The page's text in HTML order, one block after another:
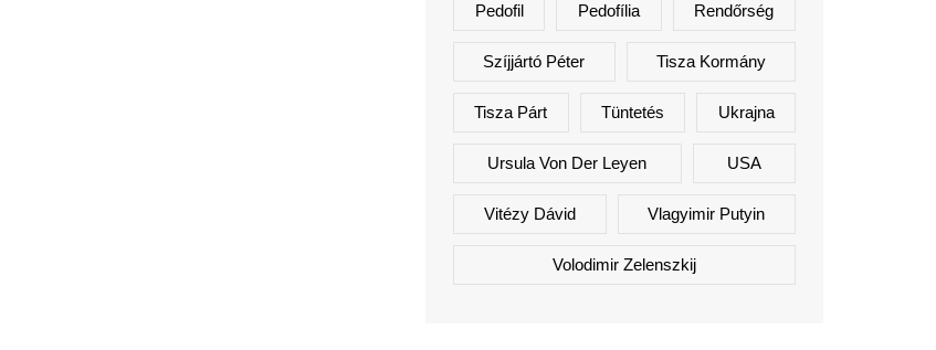
Pedofil Pedofília Rendőrség
Szíjjártó Péter Tisza Kormány
Tisza Párt Tüntetés Ukrajna
Ursula Von Der Leyen USA
Vitézy Dávid Vlagyimir Putyin
Volodimir Zelenszkij